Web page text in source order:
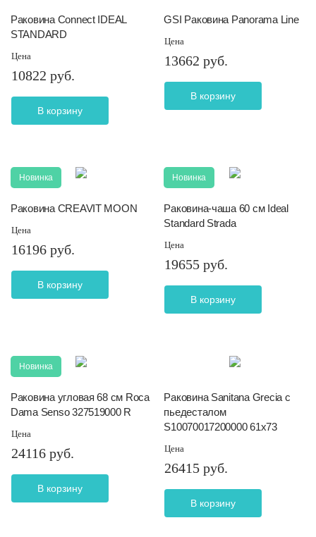
Раковина Connect IDEAL
STANDARD
Цена
10822 руб.
В корзину
GSI Раковина Panorama Line
Цена
13662 руб.
В корзину
Новинка
Раковина CREAVIT MOON
Цена
16196 руб.
В корзину
Новинка
Раковина-чаша 60 см Ideal
Standard Strada
Цена
19655 руб.
В корзину
Новинка
Раковина угловая 68 см Roca
Dama Senso 327519000 R
Цена
24116 руб.
В корзину
Раковина Sanitana Grecia с
пьедесталом
S10070017200000 61х73
Цена
26415 руб.
В корзину